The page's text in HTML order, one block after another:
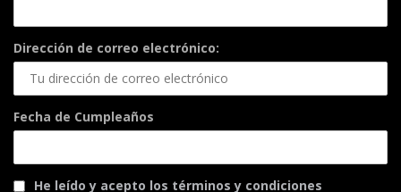
Dirección de correo electrónico:
Fecha de Cumpleaños
He leído y acepto los términos y condiciones